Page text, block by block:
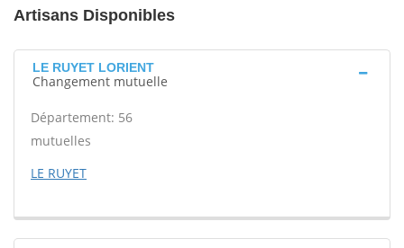
Artisans Disponibles
LE RUYET LORIENT
Changement mutuelle
Département: 56
mutuelles
LE RUYET